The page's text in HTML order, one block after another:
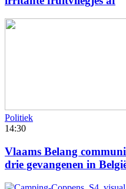
Politiek
14:30
Vlaams Belang
drie gevangenen in